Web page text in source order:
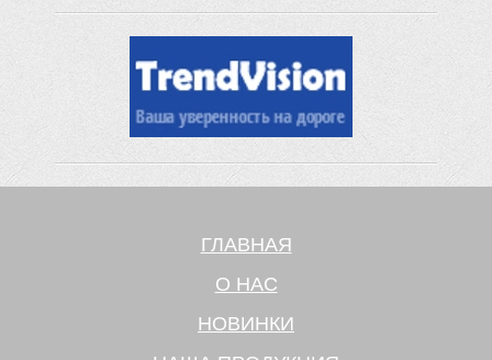
ГЛАВНАЯ
О НАС
НОВИНКИ